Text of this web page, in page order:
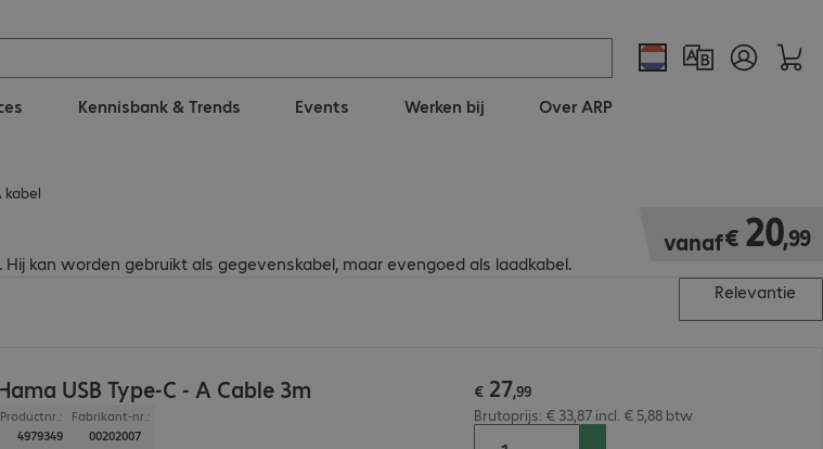
Kennisbank & Trends Events Werken bij Over ARP
kabel
kan worden gebruikt als gegevenskabel, maar evengoed als laadkabel.
vanaf€ 20,99
€ 20,99
Relevantie
USB Type-C - A Cable 3m
Productnr.:
4979349
Fabrikant-nr.:
00202007
€ 27,99
Brutoprijs: € 33,87 incl. € 5,88 btw